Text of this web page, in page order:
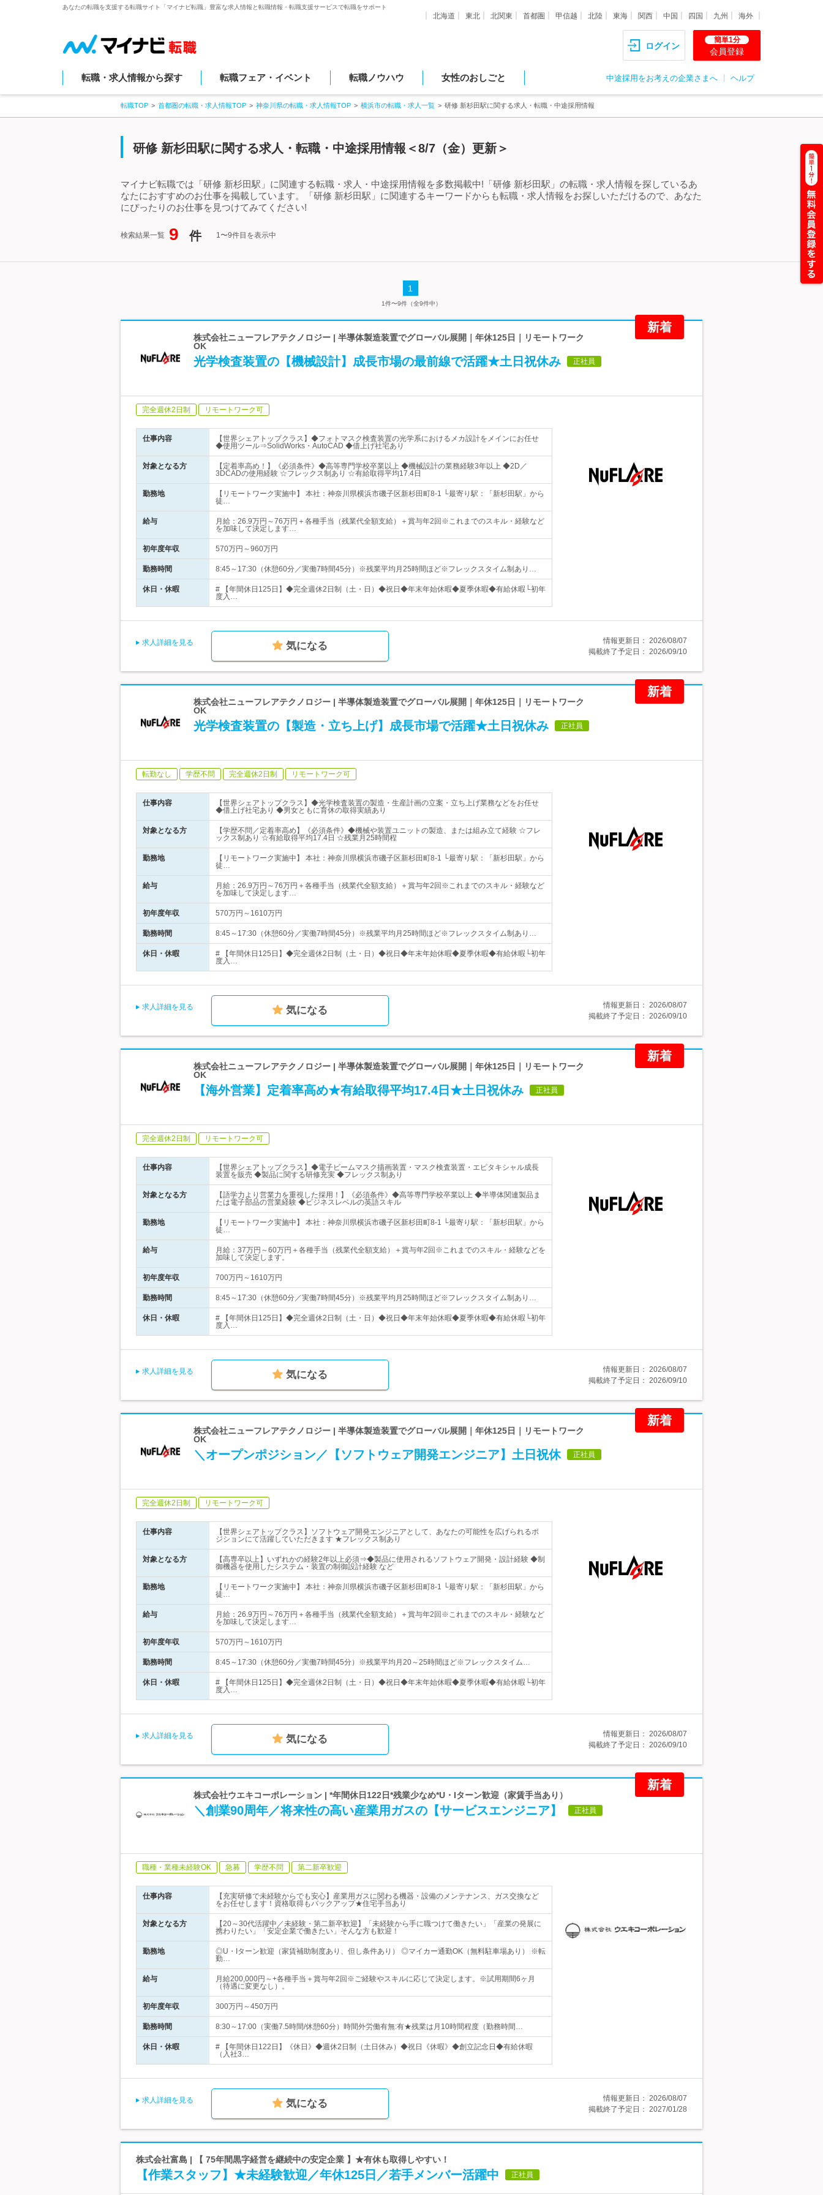
あなたの転職を支援する転職サイト「マイナビ転職」豊富な求人情報と転職情報・転職支援サービスで転職をサポート
北海道 東北 北関東 首都圏 甲信越 北陸 東海 関西 中国 四国 九州 海外
ログイン
簡単1分
会員登録
転職・求人情報から探す 転職フェア・イベント 転職ノウハウ 女性のおしごと 中途採用をお考えの企業さまへ ヘルプ
転職TOP 首都圏の転職・求人情報TOP 神奈川県の転職・求人情報TOP 横浜市の転職・求人一覧 研修 新杉田駅に関する求人・転職・中途採用情報
研修 新杉田駅に関する求人・転職・中途採用情報＜8/7（金）更新＞
マイナビ転職では「研修 新杉田駅」に関連する転職・求人・中途採用情報を多数掲載中!「研修 新杉田駅」の転職・求人情報を探しているあ
なたにおすすめのお仕事を掲載しています。「研修 新杉田駅」に関連するキーワードからも転職・求人情報をお探しいただけるので、あなた
にぴったりのお仕事を見つけてみてください!
検索結果一覧 9 件 1〜9件目を表示中
1
1件〜9件（全9件中）
新着
株式会社ニューフレアテクノロジー | 半導体製造装置でグローバル展開｜年休125日｜リモートワーク
OK
光学検査装置の【機械設計】成長市場の最前線で活躍★土日祝休み 正社員
完全週休2日制 リモートワーク可
仕事内容
【世界シェアトップクラス】◆フォトマスク検査装置の光学系におけるメカ設計をメインにお任せ
◆使用ツール⇒SolidWorks・AutoCAD ◆借上げ社宅あり
対象となる方
【定着率高め！】《必須条件》◆高等専門学校卒業以上 ◆機械設計の業務経験3年以上 ◆2D／
3DCADの使用経験 ☆フレックス制あり ☆有給取得平均17.4日
勤務地
【リモートワーク実施中】 本社：神奈川県横浜市磯子区新杉田町8-1 └最寄り駅：「新杉田駅」から
徒…
給与
月給：26.9万円～76万円＋各種手当（残業代全額支給）＋賞与年2回※これまでのスキル・経験など
を加味して決定します…
初年度年収 570万円～960万円
勤務時間 8:45～17:30（休憩60分／実働7時間45分）※残業平均月25時間ほど※フレックスタイム制あり…
休日・休暇
# 【年間休日125日】◆完全週休2日制（土・日）◆祝日◆年末年始休暇◆夏季休暇◆有給休暇└初年
度入…
求人詳細を見る 気になる 情報更新日： 2026/08/07
掲載終了予定日： 2026/09/10
新着
株式会社ニューフレアテクノロジー | 半導体製造装置でグローバル展開｜年休125日｜リモートワーク
OK
光学検査装置の【製造・立ち上げ】成長市場で活躍★土日祝休み 正社員
転勤なし 学歴不問 完全週休2日制 リモートワーク可
仕事内容
【世界シェアトップクラス】◆光学検査装置の製造・生産計画の立案・立ち上げ業務などをお任せ
◆借上げ社宅あり ◆男女ともに育休の取得実績あり
対象となる方
【学歴不問／定着率高め】《必須条件》◆機械や装置ユニットの製造、または組み立て経験 ☆フレ
ックス制あり ☆有給取得平均17.4日 ☆残業月25時間程
勤務地
【リモートワーク実施中】 本社：神奈川県横浜市磯子区新杉田町8-1 └最寄り駅：「新杉田駅」から
徒…
給与
月給：26.9万円～76万円＋各種手当（残業代全額支給）＋賞与年2回※これまでのスキル・経験など
を加味して決定します…
初年度年収 570万円～1610万円
勤務時間 8:45～17:30（休憩60分／実働7時間45分）※残業平均月25時間ほど※フレックスタイム制あり…
休日・休暇
# 【年間休日125日】◆完全週休2日制（土・日）◆祝日◆年末年始休暇◆夏季休暇◆有給休暇└初年
度入…
求人詳細を見る 気になる 情報更新日： 2026/08/07
掲載終了予定日： 2026/09/10
新着
株式会社ニューフレアテクノロジー | 半導体製造装置でグローバル展開｜年休125日｜リモートワーク
OK
【海外営業】定着率高め★有給取得平均17.4日★土日祝休み 正社員
完全週休2日制 リモートワーク可
仕事内容
【世界シェアトップクラス】◆電子ビームマスク描画装置・マスク検査装置・エピタキシャル成長
装置を販売 ◆製品に関する研修充実 ◆フレックス制あり
対象となる方
【語学力より営業力を重視した採用！】《必須条件》◆高等専門学校卒業以上 ◆半導体関連製品ま
たは電子部品の営業経験 ◆ビジネスレベルの英語スキル
勤務地
【リモートワーク実施中】 本社：神奈川県横浜市磯子区新杉田町8-1 └最寄り駅：「新杉田駅」から
徒…
給与
月給：37万円～60万円＋各種手当（残業代全額支給）＋賞与年2回※これまでのスキル・経験などを
加味して決定します。
初年度年収 700万円～1610万円
勤務時間 8:45～17:30（休憩60分／実働7時間45分）※残業平均月25時間ほど※フレックスタイム制あり…
休日・休暇
# 【年間休日125日】◆完全週休2日制（土・日）◆祝日◆年末年始休暇◆夏季休暇◆有給休暇└初年
度入…
求人詳細を見る 気になる 情報更新日： 2026/08/07
掲載終了予定日： 2026/09/10
新着
株式会社ニューフレアテクノロジー | 半導体製造装置でグローバル展開｜年休125日｜リモートワーク
OK
＼オープンポジション／【ソフトウェア開発エンジニア】土日祝休 正社員
完全週休2日制 リモートワーク可
仕事内容
【世界シェアトップクラス】ソフトウェア開発エンジニアとして、あなたの可能性を広げられるポ
ジションにて活躍していただきます ★フレックス制あり
対象となる方
【高専卒以上】いずれかの経験2年以上必須⇒◆製品に使用されるソフトウェア開発・設計経験 ◆制
御機器を使用したシステム・装置の制御設計経験 など
勤務地
【リモートワーク実施中】 本社：神奈川県横浜市磯子区新杉田町8-1 └最寄り駅：「新杉田駅」から
徒…
給与
月給：26.9万円～76万円＋各種手当（残業代全額支給）＋賞与年2回※これまでのスキル・経験など
を加味して決定します…
初年度年収 570万円～1610万円
勤務時間 8:45～17:30（休憩60分／実働7時間45分）※残業平均月20～25時間ほど※フレックスタイム…
休日・休暇
# 【年間休日125日】◆完全週休2日制（土・日）◆祝日◆年末年始休暇◆夏季休暇◆有給休暇└初年
度入…
求人詳細を見る 気になる 情報更新日： 2026/08/07
掲載終了予定日： 2026/09/10
新着
株式会社ウエキコーポレーション | *年間休日122日*残業少なめ*U・Iターン歓迎（家賃手当あり）
＼創業90周年／将来性の高い産業用ガスの【サービスエンジニア】 正社員
職種・業種未経験OK 急募 学歴不問 第二新卒歓迎
仕事内容
【充実研修で未経験からでも安心】産業用ガスに関わる機器・設備のメンテナンス、ガス交換など
をお任せします！資格取得もバックアップ★住宅手当あり
対象となる方
【20～30代活躍中／未経験・第二新卒歓迎】「未経験から手に職つけて働きたい」「産業の発展に
携わりたい」「安定企業で働きたい」そんな方も歓迎！
勤務地
◎U・Iターン歓迎（家賃補助制度あり、但し条件あり） ◎マイカー通勤OK（無料駐車場あり） ※転
勤…
給与
月給200,000円～+各種手当＋賞与年2回※ご経験やスキルに応じて決定します。※試用期間6ヶ月
（待遇に変更なし）。
初年度年収 300万円～450万円
勤務時間 8:30～17:00（実働7.5時間/休憩60分）時間外労働有無:有★残業は月10時間程度（勤務時間…
休日・休暇
# 【年間休日122日】《休日》◆週休2日制（土日休み）◆祝日《休暇》◆創立記念日◆有給休暇
（入社3…
求人詳細を見る 気になる 情報更新日： 2026/08/07
掲載終了予定日： 2027/01/28
株式会社富島 | 【 75年間黒字経営を継続中の安定企業 】★有休も取得しやすい！
【作業スタッフ】★未経験歓迎／年休125日／若手メンバー活躍中 正社員